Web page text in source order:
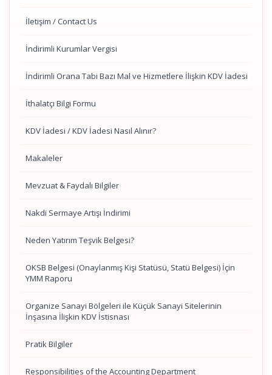
İletişim / Contact Us
İndirimli Kurumlar Vergisi
İndirimli Orana Tabi Bazı Mal ve Hizmetlere İlişkin KDV İadesi
İthalatçı Bilgi Formu
KDV İadesi / KDV İadesi Nasıl Alınır?
Makaleler
Mevzuat & Faydalı Bilgiler
Nakdi Sermaye Artışı İndirimi
Neden Yatırım Teşvik Belgesi?
OKSB Belgesi (Onaylanmış Kişi Statüsü, Statü Belgesi) İçin
YMM Raporu
Organize Sanayi Bölgeleri ile Küçük Sanayi Sitelerinin
İnşasına İlişkin KDV İstisnası
Pratik Bilgiler
Responsibilities of the Accounting Department